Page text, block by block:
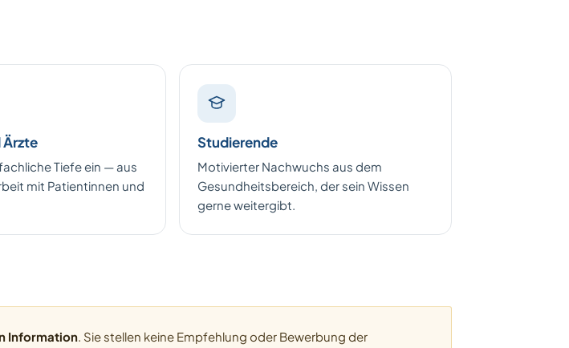
Ärzte
Tiefe ein — aus
mit Patientinnen und
Studierende
Motivierter Nachwuchs aus dem
Gesundheitsbereich, der sein Wissen
gerne weitergibt.
Information. Sie stellen keine Empfehlung oder Bewerbung der